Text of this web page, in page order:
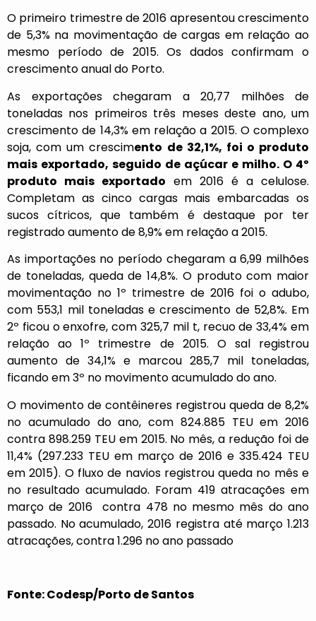
O primeiro trimestre de 2016 apresentou crescimento
de 5,3% na movimentação de cargas em relação ao
mesmo período de 2015. Os dados confirmam o
crescimento anual do Porto.
As exportações chegaram a 20,77 milhões de
toneladas nos primeiros três meses deste ano, um
crescimento de 14,3% em relação a 2015. O complexo
soja, com um crescimento de 32,1%, foi o produto
mais exportado, seguido de açúcar e milho. O 4º
produto mais exportado em 2016 é a celulose.
Completam as cinco cargas mais embarcadas os
sucos cítricos, que também é destaque por ter
registrado aumento de 8,9% em relação a 2015.
As importações no período chegaram a 6,99 milhões
de toneladas, queda de 14,8%. O produto com maior
movimentação no 1º trimestre de 2016 foi o adubo,
com 553,1 mil toneladas e crescimento de 52,8%. Em
2º ficou o enxofre, com 325,7 mil t, recuo de 33,4% em
relação ao 1º trimestre de 2015. O sal registrou
aumento de 34,1% e marcou 285,7 mil toneladas,
ficando em 3º no movimento acumulado do ano.
O movimento de contêineres registrou queda de 8,2%
no acumulado do ano, com 824.885 TEU em 2016
contra 898.259 TEU em 2015. No mês, a redução foi de
11,4% (297.233 TEU em março de 2016 e 335.424 TEU
em 2015). O fluxo de navios registrou queda no mês e
no resultado acumulado. Foram 419 atracações em
março de 2016 contra 478 no mesmo mês do ano
passado. No acumulado, 2016 registra até março 1.213
atracações, contra 1.296 no ano passado
Fonte: Codesp/Porto de Santos